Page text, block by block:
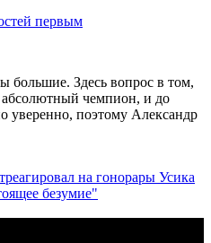
первым
Здесь вопрос в том,
чемпион, и до
уверенно, поэтому Александр
на гонорары Усика
безумие"